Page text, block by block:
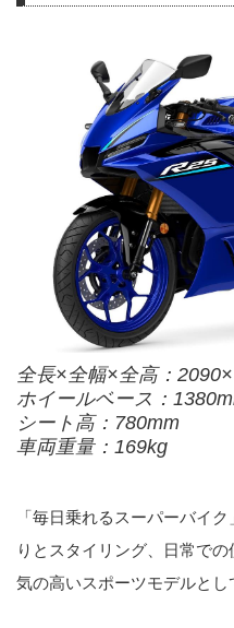
全長×全幅×全高：
ホイールベース：
シート高：780mm
車両重量：169kg
「毎日乗れるスーパーバイ
りとスタイリング、日常で
気の高いスポーツモデルとし